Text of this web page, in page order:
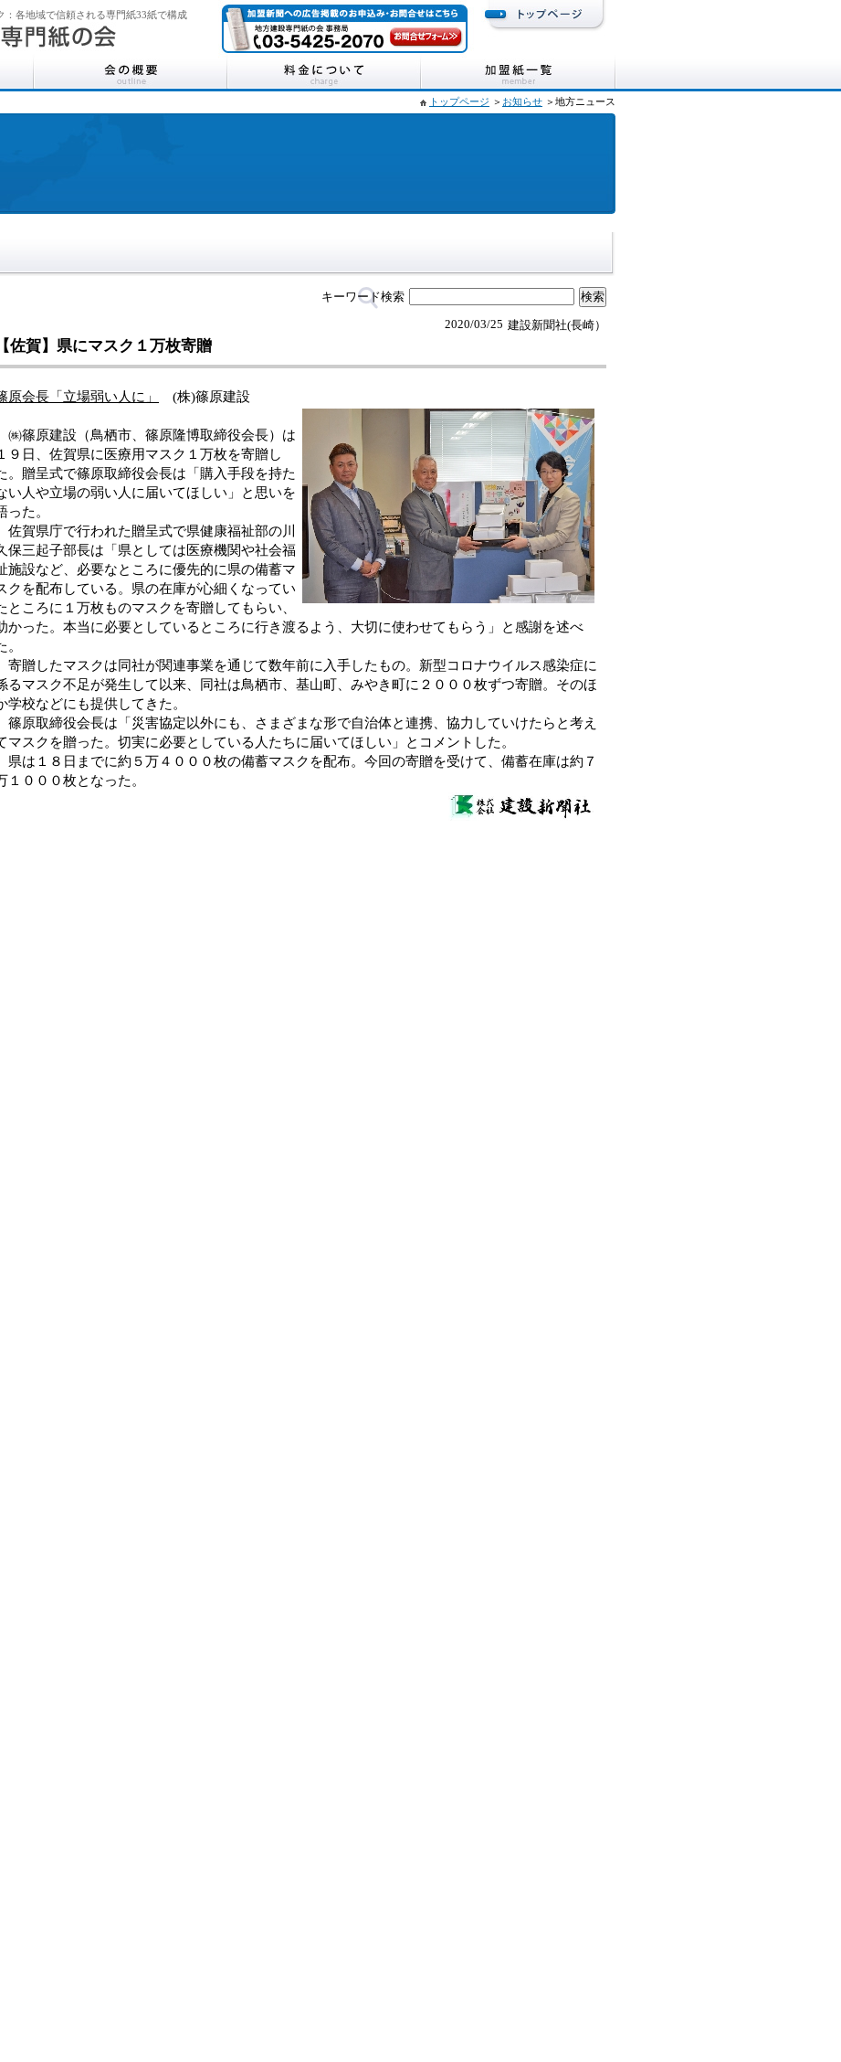
：各地域で信頼される専門紙33紙で構成
トップページ ＞ お知らせ ＞地方ニュース
キーワード検索
建設新聞社(長崎）
2020/03/25
【佐賀】県にマスク１万枚寄贈
原会長「立場弱い人に」 (株)篠原建設
㈱篠原建設（鳥栖市、篠原隆博取締役会長）は
９日、佐賀県に医療用マスク１万枚を寄贈し
。贈呈式で篠原取締役会長は「購入手段を持た
い人や立場の弱い人に届いてほしい」と思いを
った。
佐賀県庁で行われた贈呈式で県健康福祉部の川
保三起子部長は「県としては医療機関や社会福
施設など、必要なところに優先的に県の備蓄マ
クを配布している。県の在庫が心細くなってい
ところに１万枚ものマスクを寄贈してもらい、
かった。本当に必要としているところに行き渡るよう、大切に使わせてもらう」と感謝を述べ
。
寄贈したマスクは同社が関連事業を通じて数年前に入手したもの。新型コロナウイルス感染症に
るマスク不足が発生して以来、同社は鳥栖市、基山町、みやき町に２０００枚ずつ寄贈。そのほ
学校などにも提供してきた。
篠原取締役会長は「災害協定以外にも、さまざまな形で自治体と連携、協力していけたらと考え
マスクを贈った。切実に必要としている人たちに届いてほしい」とコメントした。
県は１８日までに約５万４０００枚の備蓄マスクを配布。今回の寄贈を受けて、備蓄在庫は約７
１０００枚となった。